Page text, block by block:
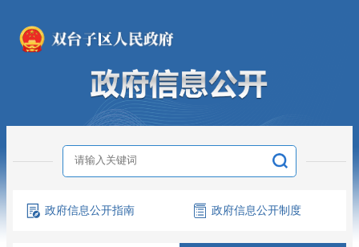
政府信息公开指南 政府信息公开制度